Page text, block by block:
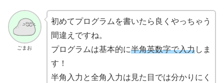
ごまお
初めてプログラムを書いたら良くやっちゃう
間違えですね。
プログラムは基本的に半角英数字で入力しま
す！
半角入力と全角入力は見た目では分かりにく